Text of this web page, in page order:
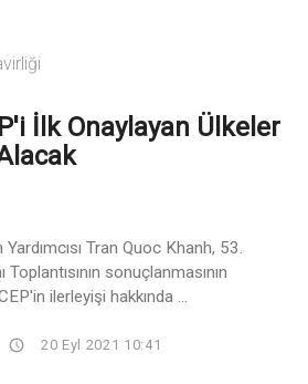
İlk Onaylayan Ülkeler
Tran Quoc Khanh, 53.
sonuçlanmasının
ilerleyişi hakkında ...
20 Eyl 2021 10:41